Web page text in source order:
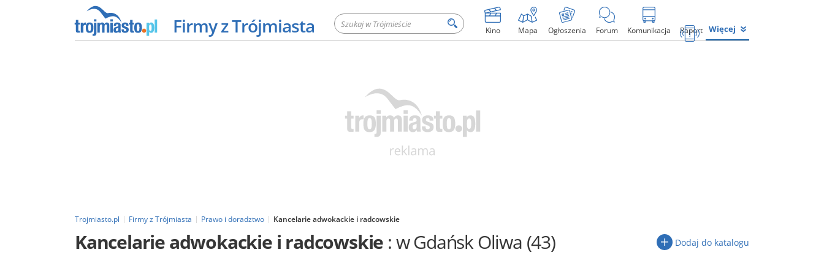
Firmy z Trójmiasta Kino Mapa Ogłoszenia Forum Komunikacja Raport Więcej
Trojmiasto.pl Firmy z Trójmiasta Prawo i doradztwo Kancelarie adwokackie i radcowskie
Kancelarie adwokackie i radcowskie : w Gdańsk Oliwa (43) Dodaj do katalogu